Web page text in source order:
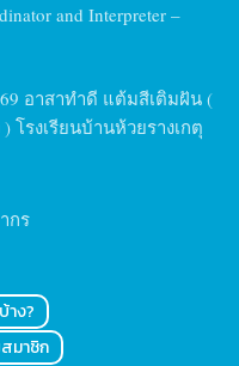
and Interpreter –
อาสาทำดี แต้มสีเติมฝัน (
โรงเรียนบ้านห้วยรางเกตุ
กร
าง?
มาชิก